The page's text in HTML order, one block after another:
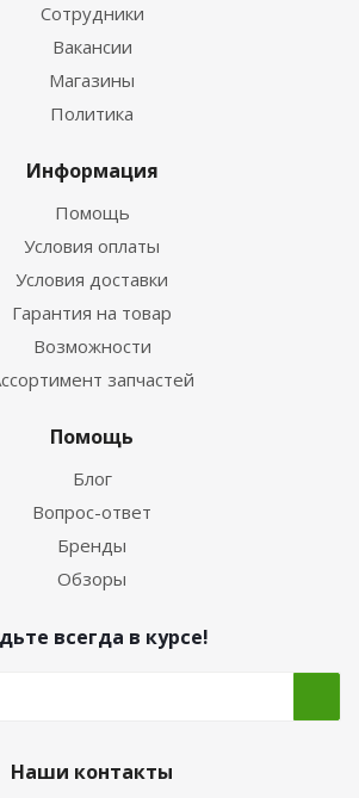
Сотрудники
Вакансии
Магазины
Политика
Информация
Помощь
Условия оплаты
Условия доставки
Гарантия на товар
Возможности
запчастей
Помощь
Блог
Вопрос-ответ
Бренды
Обзоры
всегда в курсе!
Наши контакты